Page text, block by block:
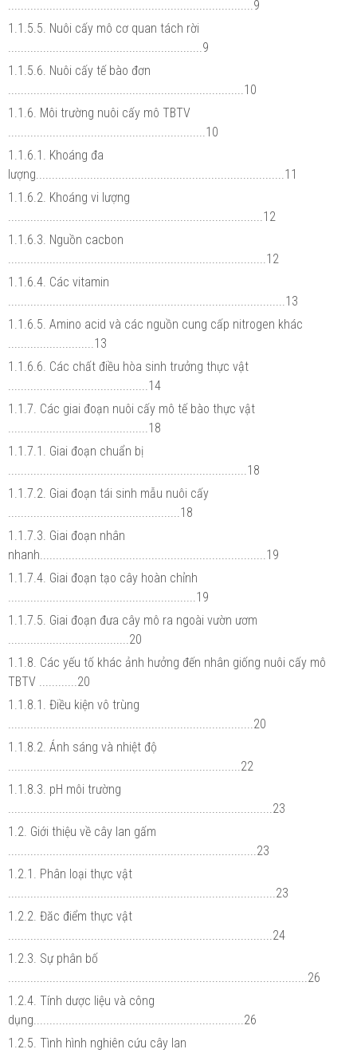
.............................................................................9
1.1.5.5. Nuôi cấy mô cơ quan tách rời
.............................................................9
1.1.5.6. Nuôi cấy tế bào đơn
..........................................................................10
1.1.6. Môi trường nuôi cấy mô TBTV
..............................................................10
1.1.6.1. Khoáng đa
lượng..............................................................................11
1.1.6.2. Khoáng vi lượng
................................................................................12
1.1.6.3. Nguồn cacbon
.................................................................................12
1.1.6.4. Các vitamin
.......................................................................................13
1.1.6.5. Amino acid và các nguồn cung cấp nitrogen khác
...........................13
1.1.6.6. Các chất điều hòa sinh trưởng thực vật
............................................14
1.1.7. Các giai đoạn nuôi cấy mô tế bào thực vật
............................................18
1.1.7.1. Giai đoạn chuẩn bị
...........................................................................18
1.1.7.2. Giai đoạn tái sinh mẫu nuôi cấy
......................................................18
1.1.7.3. Giai đoạn nhân
nhanh.......................................................................19
1.1.7.4. Giai đoạn tạo cây hoàn chỉnh
...........................................................19
1.1.7.5. Giai đoạn đưa cây mô ra ngoài vườn ươm
......................................20
1.1.8. Các yếu tố khác ảnh hưởng đến nhân giống nuôi cấy mô
TBTV ............20
1.1.8.1. Điều kiện vô trùng
.............................................................................20
1.1.8.2. Ánh sáng và nhiệt độ
.........................................................................22
1.1.8.3. pH môi trường
...................................................................................23
1.2. Giới thiệu về cây lan gấm
..............................................................................23
1.2.1. Phân loại thực vật
....................................................................................23
1.2.2. Đăc điểm thực vật
...................................................................................24
1.2.3. Sự phân bố
..............................................................................................26
1.2.4. Tính dược liệu và công
dụng..................................................................26
1.2.5. Tình hình nghiên cứu cây lan